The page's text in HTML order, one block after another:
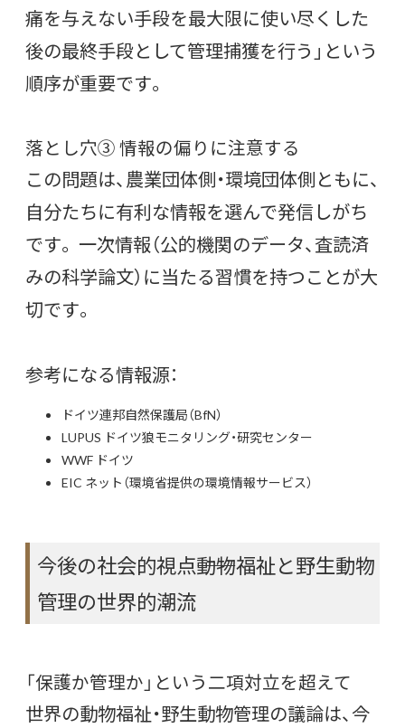
痛を与えない手段を最大限に使い尽くした
後の最終手段として管理捕獲を行う」という
順序が重要です。
落とし穴③ 情報の偏りに注意する
この問題は、農業団体側・環境団体側ともに、
自分たちに有利な情報を選んで発信しがち
です。 一次情報（公的機関のデータ、査読済
みの科学論文）に当たる習慣を持つことが大
切です。
参考になる情報源：
ドイツ連邦自然保護局（BfN）
LUPUS ドイツ狼モニタリング・研究センター
WWF ドイツ
EIC ネット（環境省提供の環境情報サービス）
今後の社会的視点――動物福祉と野生動物
管理の世界的潮流
「保護か管理か」という二項対立を超えて
世界の動物福祉・野生動物管理の議論は、今